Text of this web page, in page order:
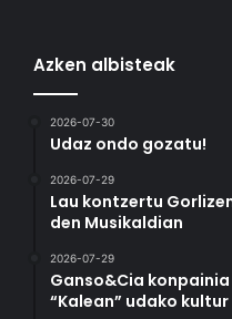
Azken albisteak
2026-07-30
Udaz ondo gozatu!
2026-07-29
Lau kontzertu
den Musikaldian
2026-07-29
Ganso&Cia
“Kalean” udako